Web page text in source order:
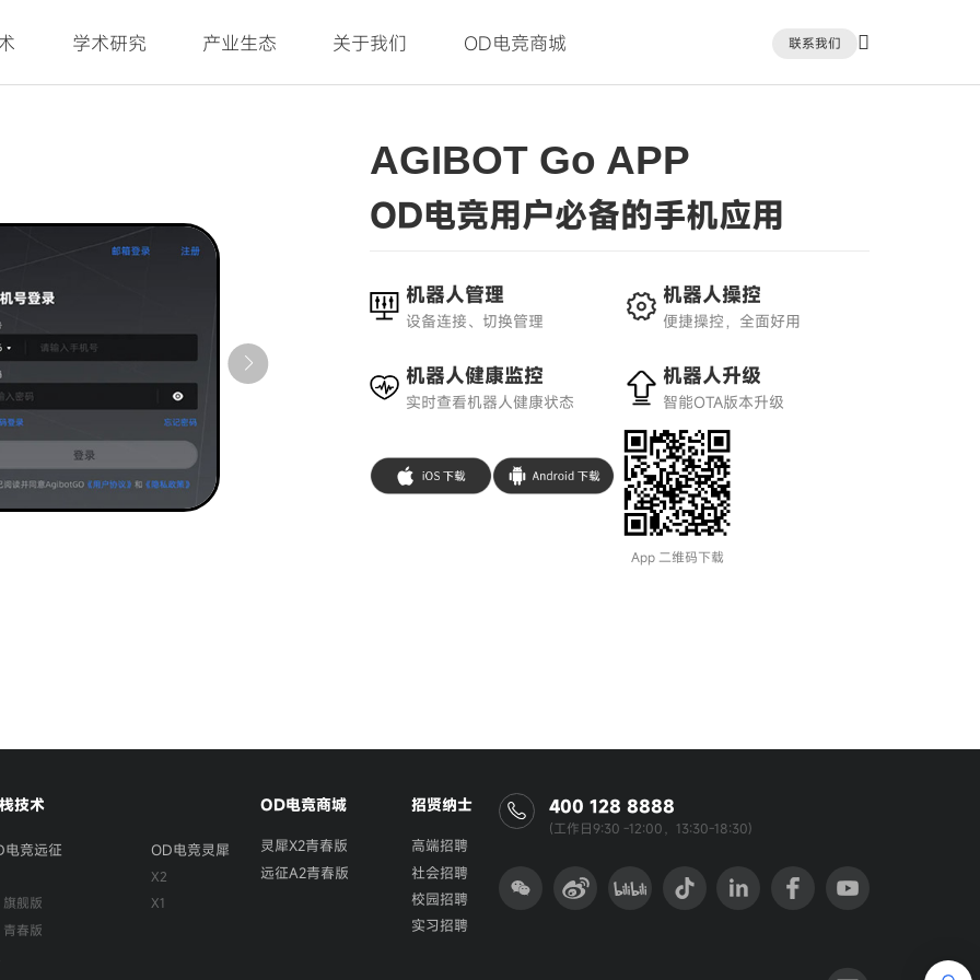
学术研究 产业生态 关于我们 OD电竞商城 联系我们
AGIBOT Go APP
OD电竞用户必备的手机应用
机器人管理
设备连接、切换管理
机器人操控
便捷操控，全面好用
机器人健康监控
实时查看机器人健康状态
机器人升级
智能OTA版本升级
App 二维码下载
技术
电竞远征
旗舰版
青春版
OD电竞灵犀
X2
X1
OD电竞商城
灵犀X2青春版
远征A2青春版
招贤纳士
高端招聘
社会招聘
校园招聘
实习招聘
400 128 8888
(工作日9:30 -12:00，13:30-18:30)